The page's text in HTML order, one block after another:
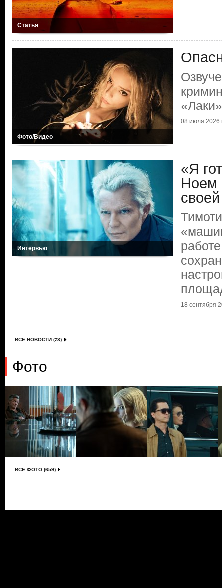
Статья
Фото/Видео
«Лаки»
08 июля 2026
Интервью
«Я
Ноем
18 сентября
ВСЕ НОВОСТИ (23)
Фото
ВСЕ ФОТО (659)